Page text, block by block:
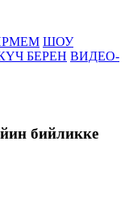
ШОУ
БЕРЕН ВИДЕО-
бийликке